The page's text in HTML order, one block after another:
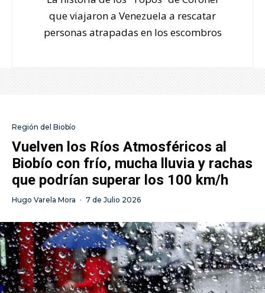
que viajaron a Venezuela a rescatar
personas atrapadas en los escombros
Región del Biobío
Vuelven los Ríos Atmosféricos al
Biobío con frío, mucha lluvia y rachas
que podrían superar los 100 km/h
Hugo Varela Mora · 7 de Julio 2026